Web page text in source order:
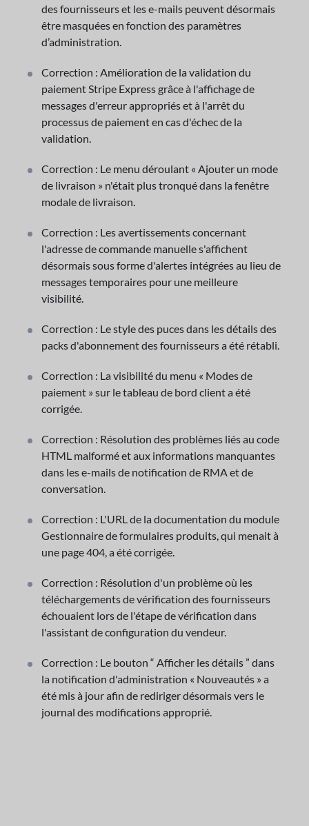
des fournisseurs et les e-mails peuvent désormais
être masquées en fonction des paramètres
d’administration.
Correction : Amélioration de la validation du
paiement Stripe Express grâce à l'affichage de
messages d'erreur appropriés et à l'arrêt du
processus de paiement en cas d'échec de la
validation.
Correction : Le menu déroulant « Ajouter un mode
de livraison » n'était plus tronqué dans la fenêtre
modale de livraison.
Correction : Les avertissements concernant
l'adresse de commande manuelle s'affichent
désormais sous forme d'alertes intégrées au lieu de
messages temporaires pour une meilleure
visibilité.
Correction : Le style des puces dans les détails des
packs d'abonnement des fournisseurs a été rétabli.
Correction : La visibilité du menu « Modes de
paiement » sur le tableau de bord client a été
corrigée.
Correction : Résolution des problèmes liés au code
HTML malformé et aux informations manquantes
dans les e-mails de notification de RMA et de
conversation.
Correction : L'URL de la documentation du module
Gestionnaire de formulaires produits, qui menait à
une page 404, a été corrigée.
Correction : Résolution d'un problème où les
téléchargements de vérification des fournisseurs
échouaient lors de l'étape de vérification dans
l'assistant de configuration du vendeur.
Correction : Le bouton “ Afficher les détails ” dans
la notification d'administration « Nouveautés » a
été mis à jour afin de rediriger désormais vers le
journal des modifications approprié.